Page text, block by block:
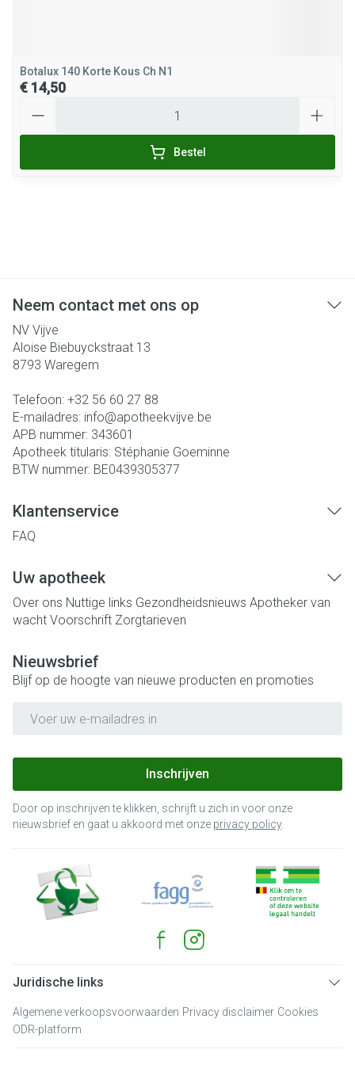
Botalux 140 Korte Kous Ch N1
€ 14,50
Bestel
Neem contact met ons op
NV Vijve
Aloise Biebuyckstraat 13
8793 Waregem
Telefoon: +32 56 60 27 88
E-mailadres: info@apotheekvijve.be
APB nummer: 343601
Apotheek titularis: Stéphanie Goeminne
BTW nummer: BE0439305377
Klantenservice
FAQ
Uw apotheek
Over ons Nuttige links Gezondheidsnieuws Apotheker van
wacht Voorschrift Zorgtarieven
Nieuwsbrief
Blijf op de hoogte van nieuwe producten en promoties
Inschrijven
Door op inschrijven te klikken, schrijft u zich in voor onze
nieuwsbrief en gaat u akkoord met onze privacy policy.
Juridische links
Algemene verkoopsvoorwaarden Privacy disclaimer Cookies
ODR-platform